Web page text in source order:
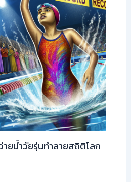
ายน้ำวัยรุ่นทำลายสถิติโลก